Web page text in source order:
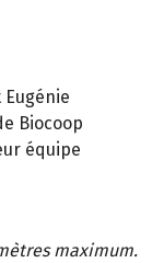
Biocoop
équipe
maximum.